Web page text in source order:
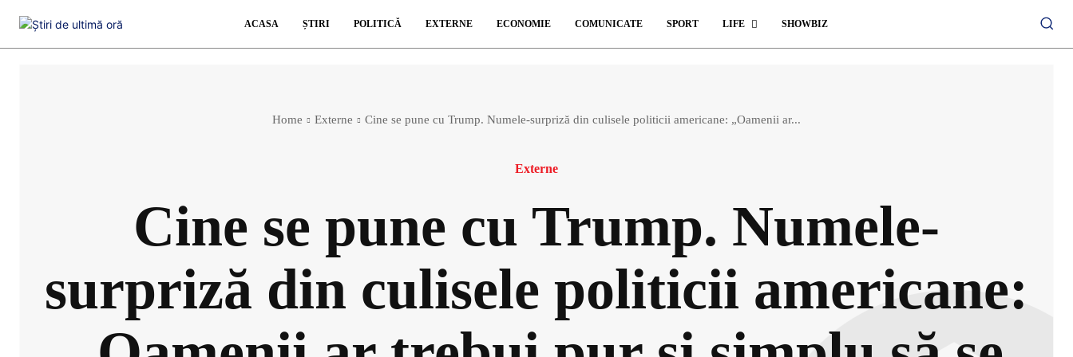
ACASA ȘTIRI POLITICĂ EXTERNE ECONOMIE COMUNICATE SPORT LIFE SHOWBIZ
Home Externe Cine se pune cu Trump. Numele-surpriză din culisele politicii americane: „Oamenii ar...
Externe
Cine se pune cu Trump. Numele-
surpriză din culisele politicii americane: